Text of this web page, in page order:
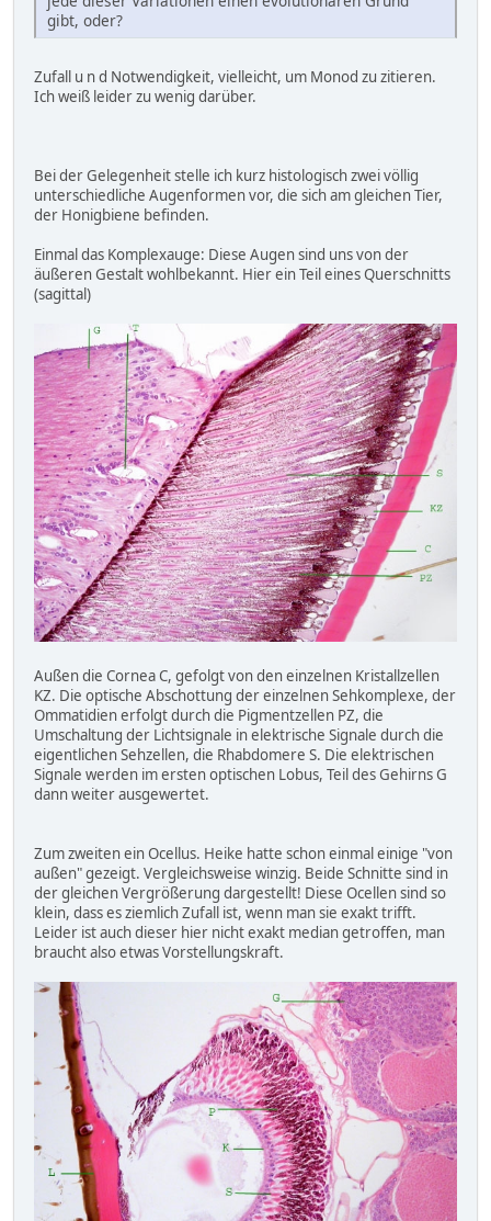
gibt, oder?
Zufall u n d Notwendigkeit, vielleicht, um Monod zu zitieren.
Ich weiß leider zu wenig darüber.
Bei der Gelegenheit stelle ich kurz histologisch zwei völlig
unterschiedliche Augenformen vor, die sich am gleichen Tier,
der Honigbiene befinden.
Einmal das Komplexauge: Diese Augen sind uns von der
äußeren Gestalt wohlbekannt. Hier ein Teil eines Querschnitts
(sagittal)
Außen die Cornea C, gefolgt von den einzelnen Kristallzellen
KZ. Die optische Abschottung der einzelnen Sehkomplexe, der
Ommatidien erfolgt durch die Pigmentzellen PZ, die
Umschaltung der Lichtsignale in elektrische Signale durch die
eigentlichen Sehzellen, die Rhabdomere S. Die elektrischen
Signale werden im ersten optischen Lobus, Teil des Gehirns G
dann weiter ausgewertet.
Zum zweiten ein Ocellus. Heike hatte schon einmal einige "von
außen" gezeigt. Vergleichsweise winzig. Beide Schnitte sind in
der gleichen Vergrößerung dargestellt! Diese Ocellen sind so
klein, dass es ziemlich Zufall ist, wenn man sie exakt trifft.
Leider ist auch dieser hier nicht exakt median getroffen, man
braucht also etwas Vorstellungskraft.